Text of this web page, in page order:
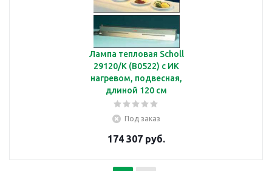
Лампа тепловая Scholl
29120/K (B0522) с ИК
нагревом, подвесная,
длиной 120 см
Под заказ
174 307 руб.